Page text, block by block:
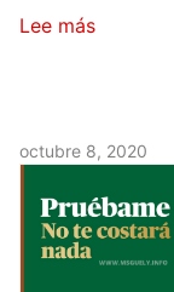
Lee más
octubre 8, 2020